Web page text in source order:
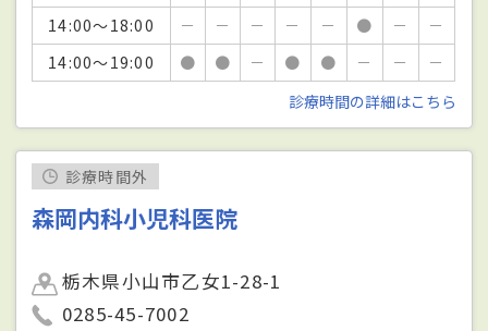
14:00～18:00
－ － － － － ● －
－
14:00～19:00
● ● － ● ● － －
－
診療時間の詳細はこちら
診療時間外
森岡内科小児科医院
栃木県小山市乙女1-28-1
0285-45-7002